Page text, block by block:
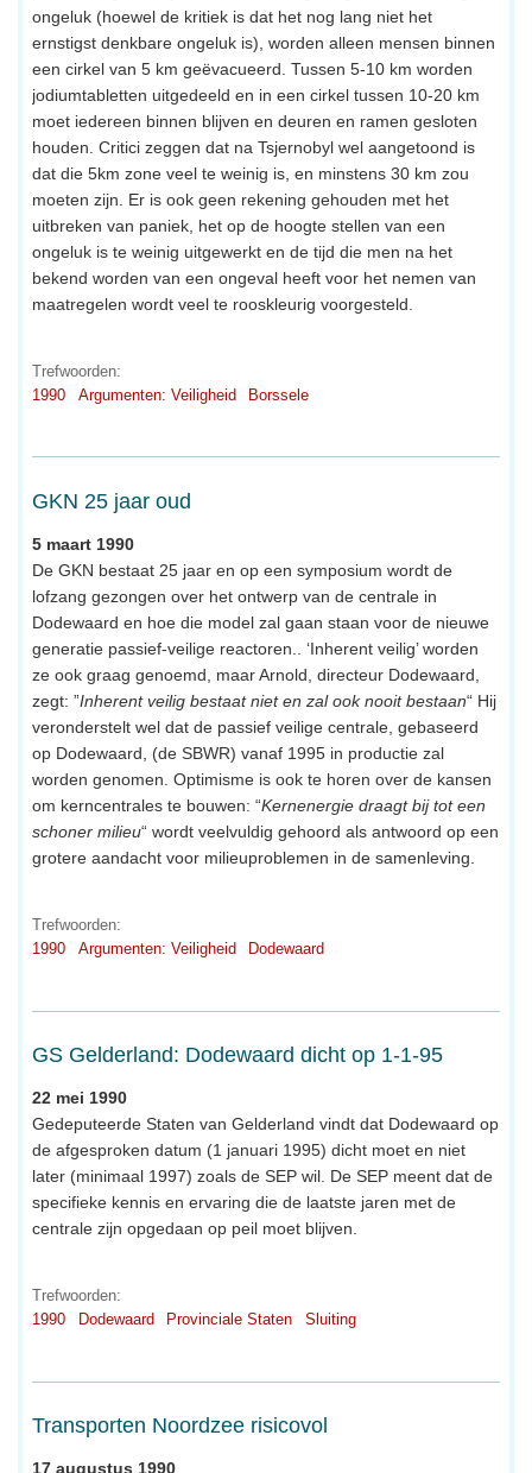
ongeluk (hoewel de kritiek is dat het nog lang niet het
ernstigst denkbare ongeluk is), worden alleen mensen binnen
een cirkel van 5 km geëvacueerd. Tussen 5-10 km worden
jodiumtabletten uitgedeeld en in een cirkel tussen 10-20 km
moet iedereen binnen blijven en deuren en ramen gesloten
houden. Critici zeggen dat na Tsjernobyl wel aangetoond is
dat die 5km zone veel te weinig is, en minstens 30 km zou
moeten zijn. Er is ook geen rekening gehouden met het
uitbreken van paniek, het op de hoogte stellen van een
ongeluk is te weinig uitgewerkt en de tijd die men na het
bekend worden van een ongeval heeft voor het nemen van
maatregelen wordt veel te rooskleurig voorgesteld.
Trefwoorden:
1990
Argumenten: Veiligheid Borssele
GKN 25 jaar oud
5 maart 1990
De GKN bestaat 25 jaar en op een symposium wordt de
lofzang gezongen over het ontwerp van de centrale in
Dodewaard en hoe die model zal gaan staan voor de nieuwe
generatie passief-veilige reactoren.. ‘Inherent veilig’ worden
ze ook graag genoemd, maar Arnold, directeur Dodewaard,
zegt: ”Inherent veilig bestaat niet en zal ook nooit bestaan“ Hij
veronderstelt wel dat de passief veilige centrale, gebaseerd
op Dodewaard, (de SBWR) vanaf 1995 in productie zal
worden genomen. Optimisme is ook te horen over de kansen
om kerncentrales te bouwen: “Kernenergie draagt bij tot een
schoner milieu“ wordt veelvuldig gehoord als antwoord op een
grotere aandacht voor milieuproblemen in de samenleving.
Trefwoorden:
1990
Argumenten: Veiligheid Dodewaard
GS Gelderland: Dodewaard dicht op 1-1-95
22 mei 1990
Gedeputeerde Staten van Gelderland vindt dat Dodewaard op
de afgesproken datum (1 januari 1995) dicht moet en niet
later (minimaal 1997) zoals de SEP wil. De SEP meent dat de
specifieke kennis en ervaring die de laatste jaren met de
centrale zijn opgedaan op peil moet blijven.
Trefwoorden:
1990
Dodewaard Provinciale Staten Sluiting
Transporten Noordzee risicovol
17 augustus 1990